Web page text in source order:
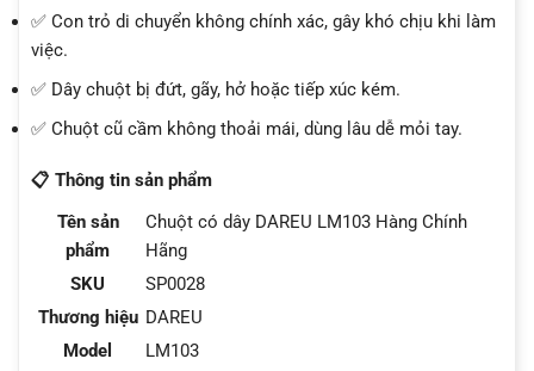
✅ Con trỏ di chuyển không chính xác, gây khó chịu khi làm
việc.
✅ Dây chuột bị đứt, gãy, hở hoặc tiếp xúc kém.
✅ Chuột cũ cầm không thoải mái, dùng lâu dễ mỏi tay.
📋 Thông tin sản phẩm
Tên sản
phẩm
Chuột có dây DAREU LM103 Hàng Chính
Hãng
SKU
SP0028
Thương hiệu DAREU
Model
LM103